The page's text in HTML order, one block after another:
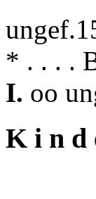
* . . . .
I. oo
K i n d